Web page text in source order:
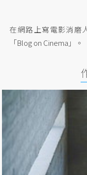
在網路上寫電影消磨
「Blog on Cinema」。